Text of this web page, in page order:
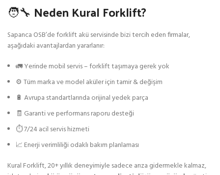
🧑‍🔧 Neden Kural Forklift?
Sapanca OSB’de forklift akü servisinde bizi tercih eden firmalar,
aşağıdaki avantajlardan yararlanır:
🚛 Yerinde mobil servis – forklift taşımaya gerek yok
⚙️ Tüm marka ve model aküler için tamir & değişim
🔋 Avrupa standartlarında orijinal yedek parça
🧾 Garanti ve performans raporu desteği
⏱️ 7/24 acil servis hizmeti
📈 Enerji verimliliği odaklı bakım planlaması
Kural Forklift, 20+ yıllık deneyimiyle sadece arıza gidermekle kalmaz,